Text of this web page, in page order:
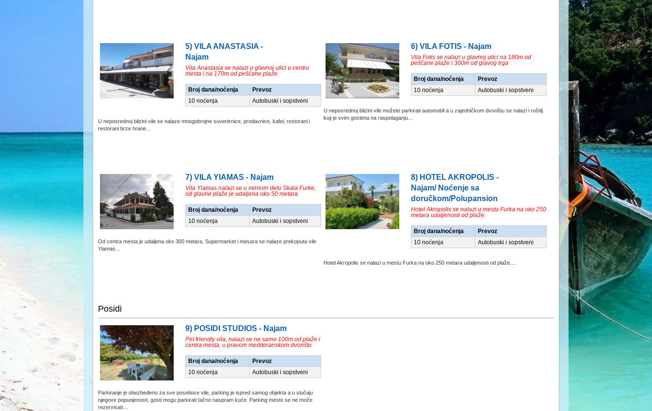
5) VILA ANASTASIA -
Najam
Vila Anastasia se nalazi u glavnoj ulici u centru
mesta i na 170m od peščane plaže
Broj dana/noćenja
Prevoz
10 noćenja
Autobuski i sopstveni
U neposrednoj blizini vile se nalaze mnogobrojne suvenirnice, prodavnice, kafei, restorani i
restorani brze hrane...
6) VILA FOTIS - Najam
Vila Fotis se nalazi u glavnoj ulici na 180m od
peščane plaže i 300m od glavog trga
Broj dana/noćenja
Prevoz
10 noćenja
Autobuski i sopstveni
U neposrednoj blizini vile možete parkirati automobil a u zajedničkom dvorištu se nalazi i roštilj
koji je svim gostima na raspolaganju...
7) VILA YIAMAS - Najam
Vila Yiamas nalazi se u mirnom delu Skala Furke,
od glavne plaže je udaljena oko 50 metara
Broj dana/noćenja
Prevoz
10 noćenja
Autobuski i sopstveni
Od centra mesta je udaljena oko 300 metara. Supermarket i mesara se nalaze prekoputa vile
Yiamas...
8) HOTEL AKROPOLIS -
Najam/ Noćenje sa
doručkom/Polupansion
Hotel Akropolis se nalazi u mestu Furka na oko 250
metara udaljenosti od plaže.
Broj dana/noćenja
Prevoz
10 noćenja
Autobuski i sopstveni
Hotel Akropolis se nalazi u mestu Furka na oko 250 metara udaljenosti od plaže....
Posidi
9) POSIDI STUDIOS - Najam
Pet friendly vila, nalazi se na samo 100m od plaže i
centra mesta, u pravom mediteranskom dvorištu
Broj dana/noćenja
Prevoz
10 noćenja
Autobuski i sopstveni
Parkiranje je obezbeđeno za sve posetioce vile, parking je ispred samog objekta a u slučaju
njegove popunjenosti, gosti mogu parkirati tačno naspram kuće. Parking mesto se ne može
rezervisati....